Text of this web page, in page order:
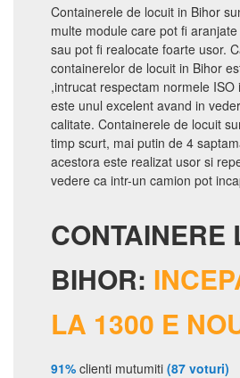
Containerele de locuit in Bihor
multe module care pot fi
sau pot fi realocate foarte usor.
containerelor de locuit in Bihor
,intrucat respectam normele
este unul excelent avand in
calitate. Containerele de locuit
timp scurt, mai putin de 4
acestora este realizat usor si
vedere ca intr-un camion pot
CONTAINERE
BIHOR:
LA 1300 E
91% clienti mutumiti (87 voturi)